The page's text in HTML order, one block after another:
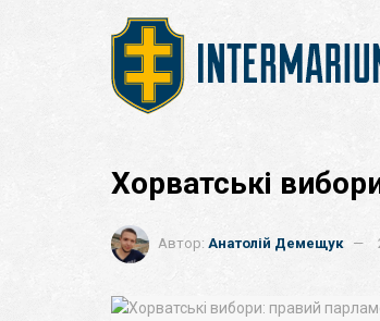
Хорватські
Автор: Анатолій Демещук